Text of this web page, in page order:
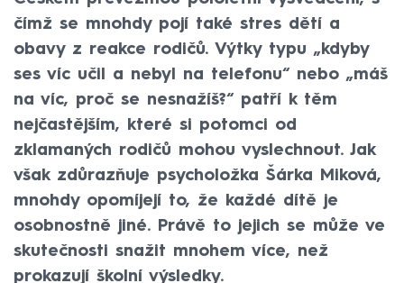
čímž se mnohdy pojí také stres dětí a
obavy z reakce rodičů. Výtky typu „kdyby
ses víc učil a nebyl na telefonu“ nebo „máš
na víc, proč se nesnažíš?“ patří k těm
nejčastějším, které si potomci od
zklamaných rodičů mohou vyslechnout. Jak
však zdůrazňuje psycholožka Šárka Miková,
mnohdy opomíjejí to, že každé dítě je
osobnostně jiné. Právě to jejich se může ve
skutečnosti snažit mnohem více, než
prokazují školní výsledky.